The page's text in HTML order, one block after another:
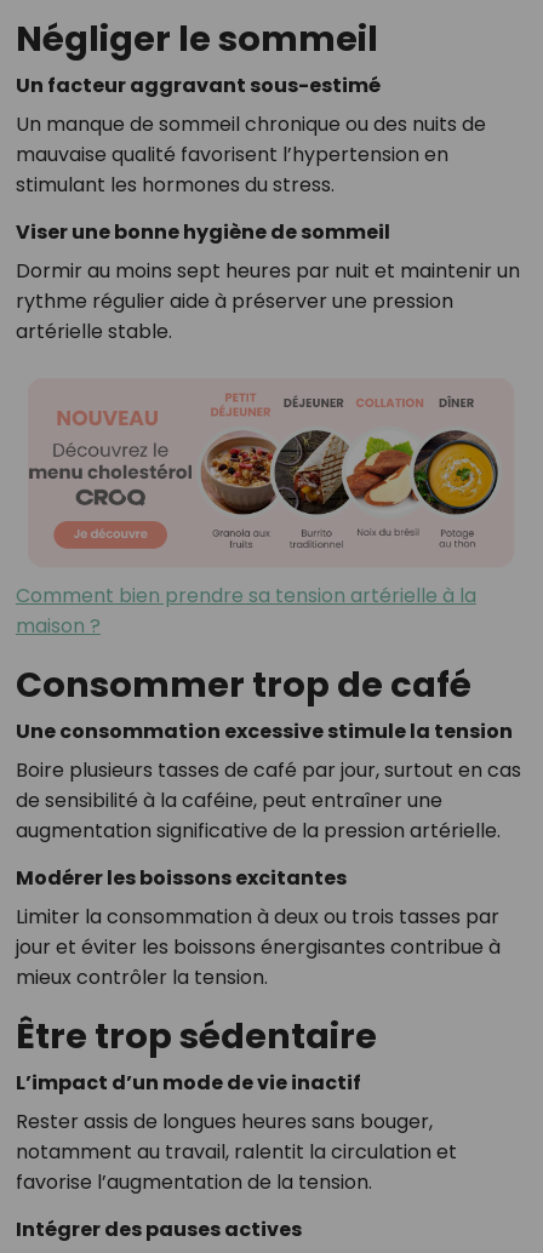
Négliger le sommeil
Un facteur aggravant sous-estimé
Un manque de sommeil chronique ou des nuits de
mauvaise qualité favorisent l’hypertension en
stimulant les hormones du stress.
Viser une bonne hygiène de sommeil
Dormir au moins sept heures par nuit et maintenir un
rythme régulier aide à préserver une pression
artérielle stable.
Comment bien prendre sa tension artérielle à la
maison ?
Consommer trop de café
Une consommation excessive stimule la tension
Boire plusieurs tasses de café par jour, surtout en cas
de sensibilité à la caféine, peut entraîner une
augmentation significative de la pression artérielle.
Modérer les boissons excitantes
Limiter la consommation à deux ou trois tasses par
jour et éviter les boissons énergisantes contribue à
mieux contrôler la tension.
Être trop sédentaire
L’impact d’un mode de vie inactif
Rester assis de longues heures sans bouger,
notamment au travail, ralentit la circulation et
favorise l’augmentation de la tension.
Intégrer des pauses actives